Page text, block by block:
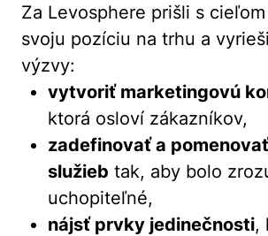
Za Levosphere prišli s
svoju pozíciu na trhu a
výzvy:
vytvoriť marketingovú
ktorá osloví zákazníkov,
zadefinovať a
služieb tak, aby bolo
uchopiteľné,
nájsť prvky jedinečnosti,